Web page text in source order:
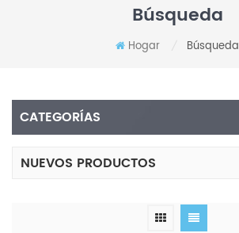
Búsqueda
Hogar Búsqueda
CATEGORÍAS
NUEVOS PRODUCTOS